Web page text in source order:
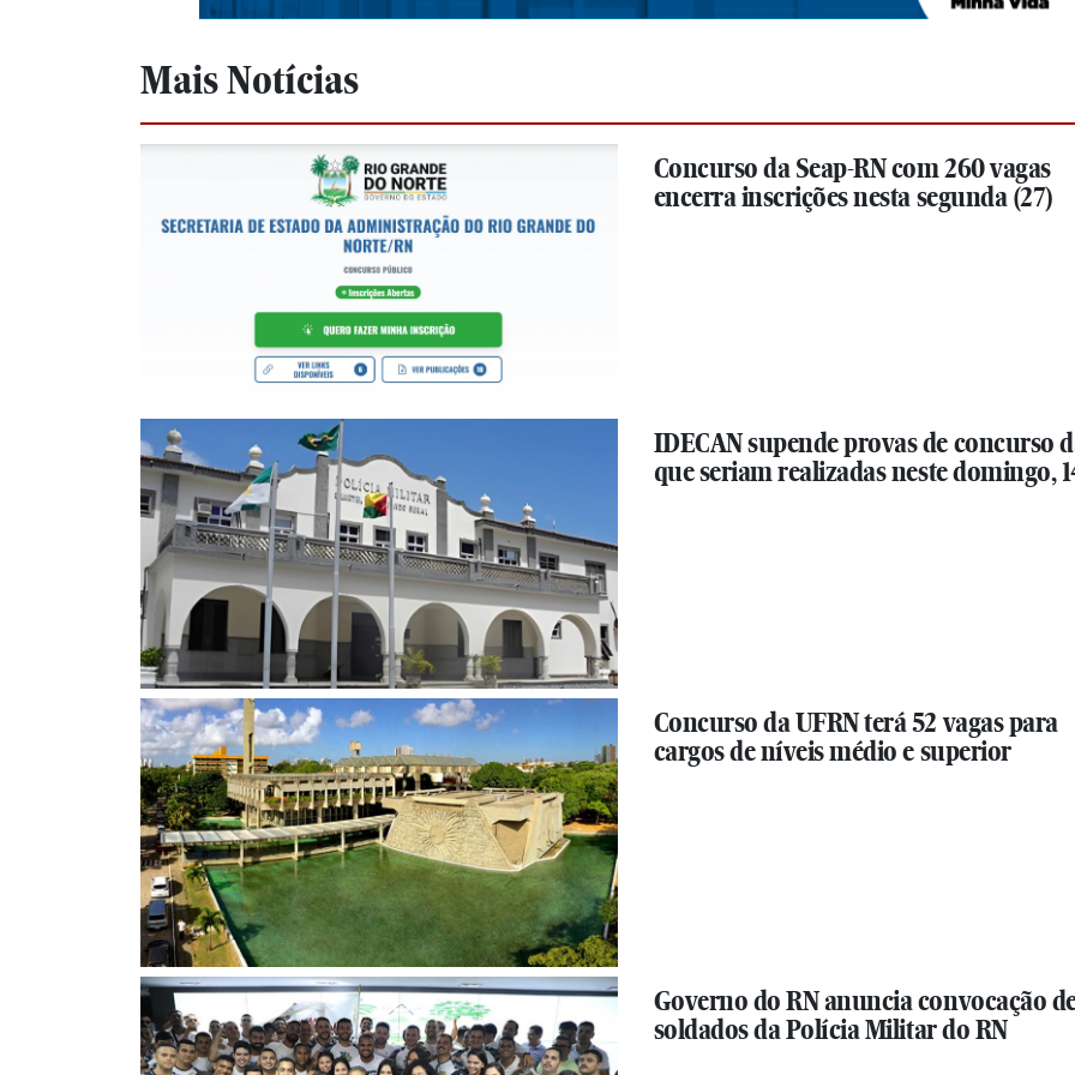
Mais Notícias
Concurso da Seap-RN com 260 vagas
encerra inscrições nesta segunda (27)
IDECAN supende provas de concurso
que seriam realizadas neste domingo,
Concurso da UFRN terá 52 vagas para
cargos de níveis médio e superior
Governo do RN anuncia convocação
soldados da Polícia Militar do RN